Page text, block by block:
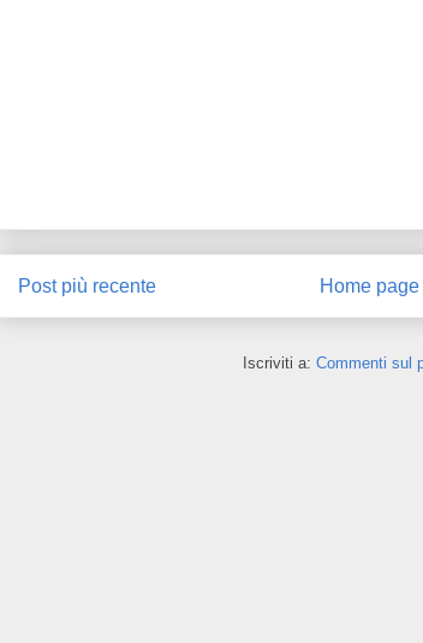
Post più recente Home page
Iscriviti a: Commenti sul